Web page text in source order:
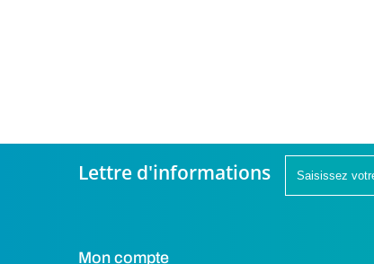
Lettre d'informations
Mon compte